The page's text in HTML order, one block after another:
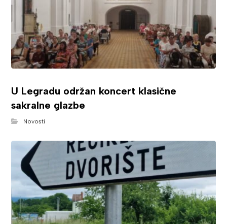
U Legradu održan koncert klasične
sakralne glazbe
Novosti